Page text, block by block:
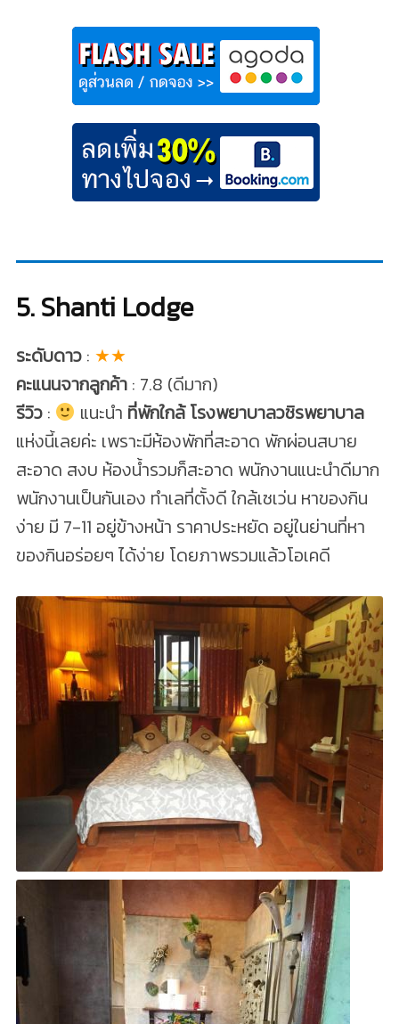
5. Shanti Lodge
ระดับดาว: ★★
คะแนนจากลูกค้า: 7.8 (ดีมาก)
รีวิว: แนะนำ ที่พักใกล้ โรงพยาบาลวชิรพยาบาล
แห่งนี้เลยค่ะ เพราะมีห้องพักที่สะอาด พักผ่อนสบาย
สะอาด สงบ ห้องน้ำรวมก็สะอาด พนักงานแนะนำดีมาก
พนักงานเป็นกันเอง ทำเลที่ตั้งดี ใกล้เซเว่น หาของกิน
ง่าย มี 7-11 อยู่ข้างหน้า ราคาประหยัด อยู่ในย่านที่หา
ของกินอร่อยๆ ได้ง่าย โดยภาพรวมแล้วโอเคดี